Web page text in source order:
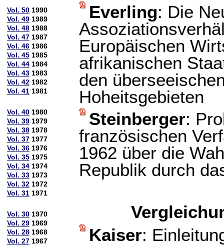
Vol. 50 1990
Vol. 49 1989
Vol. 48 1988
Vol. 47 1987
Vol. 46 1986
Vol. 45 1985
Vol. 44 1984
Vol. 43 1983
Vol. 42 1982
Vol. 41 1981
Vol. 40 1980
Vol. 39 1979
Vol. 38 1978
Vol. 37 1977
Vol. 36 1976
Vol. 35 1975
Vol. 34 1974
Vol. 33 1973
Vol. 32 1972
Vol. 31 1971
Vol. 30 1970
Vol. 29 1969
Vol. 28 1968
Vol. 27 1967
Everling: Die
Europäischen
afrikanischen
den
Hoheitsgebieten
Steinberger:
französischen
1962 über die
Republik durch
Kaiser: